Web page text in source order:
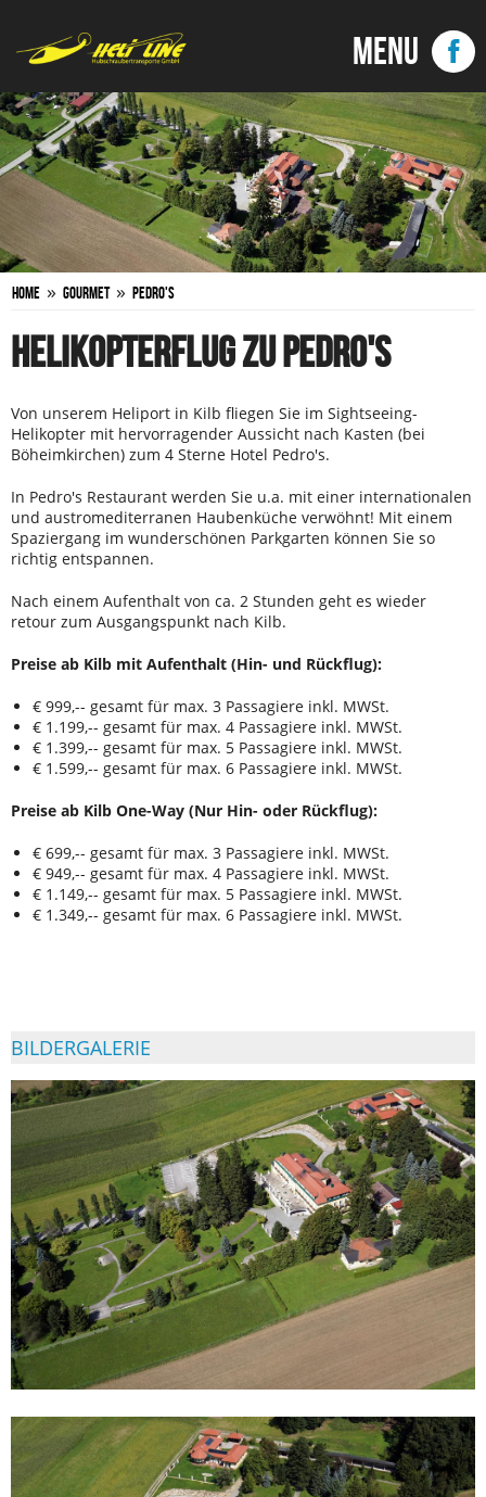
Home » Gourmet » Pedro's
HELIKOPTERFLUG ZU PEDRO'S
Von unserem Heliport in Kilb fliegen Sie im Sightseeing-
Helikopter mit hervorragender Aussicht nach Kasten (bei
Böheimkirchen) zum 4 Sterne Hotel Pedro's.
In Pedro's Restaurant werden Sie u.a. mit einer internationalen
und austromediterranen Haubenküche verwöhnt! Mit einem
Spaziergang im wunderschönen Parkgarten können Sie so
richtig entspannen.
Nach einem Aufenthalt von ca. 2 Stunden geht es wieder
retour zum Ausgangspunkt nach Kilb.
Preise ab Kilb mit Aufenthalt (Hin- und Rückflug):
€ 999,-- gesamt für max. 3 Passagiere inkl. MWSt.
€ 1.199,-- gesamt für max. 4 Passagiere inkl. MWSt.
€ 1.399,-- gesamt für max. 5 Passagiere inkl. MWSt.
€ 1.599,-- gesamt für max. 6 Passagiere inkl. MWSt.
Preise ab Kilb One-Way (Nur Hin- oder Rückflug):
€ 699,-- gesamt für max. 3 Passagiere inkl. MWSt.
€ 949,-- gesamt für max. 4 Passagiere inkl. MWSt.
€ 1.149,-- gesamt für max. 5 Passagiere inkl. MWSt.
€ 1.349,-- gesamt für max. 6 Passagiere inkl. MWSt.
BILDERGALERIE